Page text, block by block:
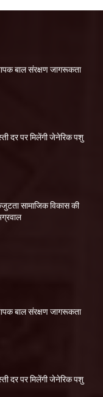
बाल संरक्षण जागरूकता
दर पर मिलेंगी जेनेरिक पशु
सामाजिक विकास की
बाल संरक्षण जागरूकता
दर पर मिलेंगी जेनेरिक पशु